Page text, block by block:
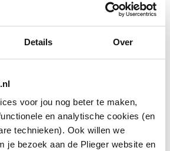
Details Over
voor jou nog beter te maken,
en analytische cookies (en
technieken). Ook willen we
je bezoek aan de Plieger website en
Ja